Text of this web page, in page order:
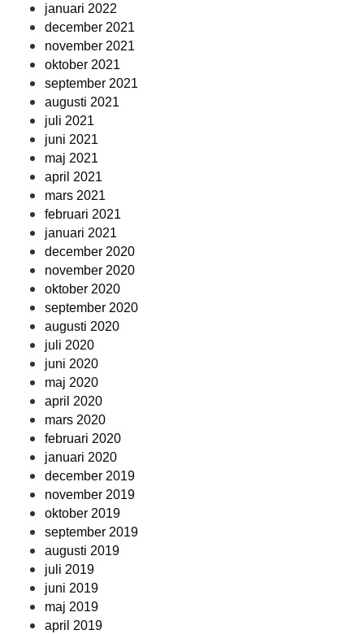
januari 2022
december 2021
november 2021
oktober 2021
september 2021
augusti 2021
juli 2021
juni 2021
maj 2021
april 2021
mars 2021
februari 2021
januari 2021
december 2020
november 2020
oktober 2020
september 2020
augusti 2020
juli 2020
juni 2020
maj 2020
april 2020
mars 2020
februari 2020
januari 2020
december 2019
november 2019
oktober 2019
september 2019
augusti 2019
juli 2019
juni 2019
maj 2019
april 2019